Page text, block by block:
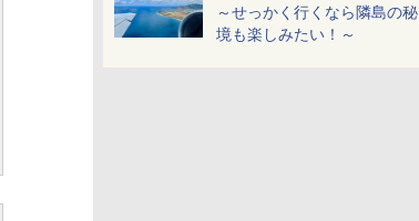
～せっかく行くなら隣島の秘
境も楽しみたい！～